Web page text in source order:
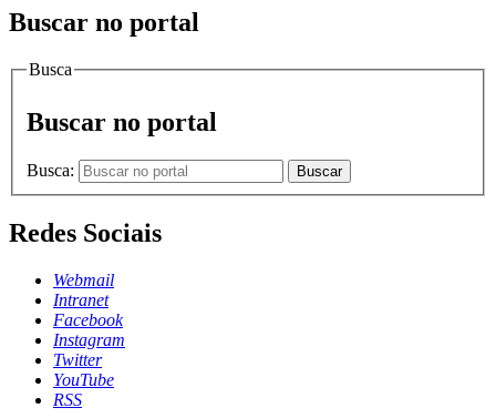
Buscar no portal
Busca
Buscar no portal
Busca: Buscar
Redes Sociais
Webmail
Intranet
Facebook
Instagram
Twitter
YouTube
RSS